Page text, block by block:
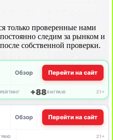
только проверенные нами
следим за рынком и
собственной проверки.
Обзор Перейти на сайт
РЕЙТИНГ +88Я ИГРАЮ 21+
Обзор Перейти на сайт
21+